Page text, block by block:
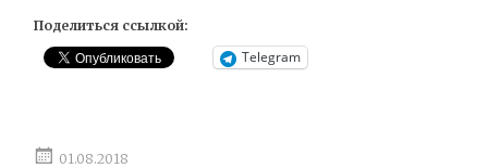
Поделиться ссылкой:
Telegram
01.08.2018